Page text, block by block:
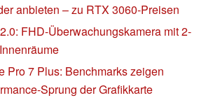
anbieten – zu RTX 3060-Preisen
FHD-Überwachungskamera mit 2-
Pro 7 Plus: Benchmarks zeigen
Sprung der Grafikkarte